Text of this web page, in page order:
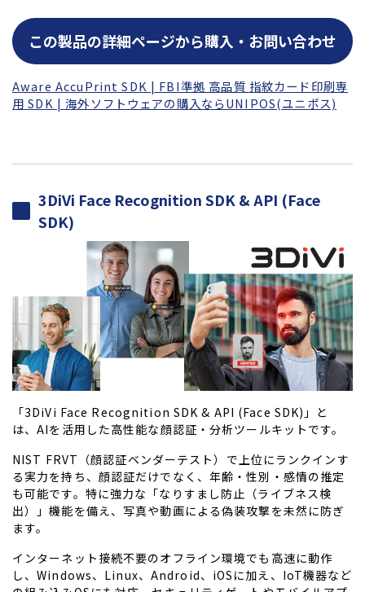
この製品の詳細ページから購入・お問い合わせ
Aware AccuPrint SDK | FBI準拠 高品質 指紋カード印刷専
用 SDK | 海外ソフトウェアの購入ならUNIPOS(ユニポス)
3DiVi Face Recognition SDK & API (Face
SDK)
「3DiVi Face Recognition SDK & API (Face SDK)」と
は、AIを活用した高性能な顔認証・分析ツールキットです。
NIST FRVT（顔認証ベンダーテスト）で上位にランクインす
る実力を持ち、顔認証だけでなく、年齢・性別・感情の推定
も可能です。特に強力な「なりすまし防止（ライブネス検
出）」機能を備え、写真や動画による偽装攻撃を未然に防ぎ
ます。
インターネット接続不要のオフライン環境でも高速に動作
し、Windows、Linux、Android、iOSに加え、IoT機器など